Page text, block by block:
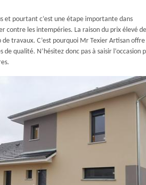
et pourtant c’est une étape importante dans
contre les intempéries. La raison du prix élevé
travaux. C’est pourquoi Mr Texier Artisan offre
qualité. N’hésitez donc pas à saisir l’occasion